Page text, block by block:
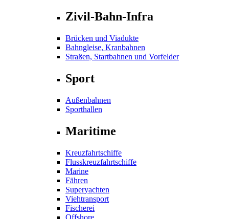
Zivil-Bahn-Infra
Brücken und Viadukte
Bahngleise, Kranbahnen
Straßen, Startbahnen und Vorfelder
Sport
Außenbahnen
Sporthallen
Maritime
Kreuzfahrtschiffe
Flusskreuzfahrtschiffe
Marine
Fähren
Superyachten
Viehtransport
Fischerei
Offshore